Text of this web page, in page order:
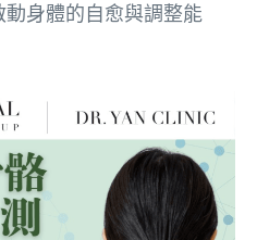
身體的自愈與調整能